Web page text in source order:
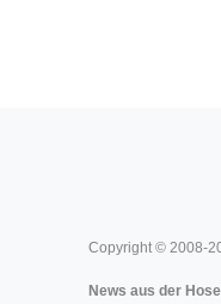
Copyright © 2008-
News aus der